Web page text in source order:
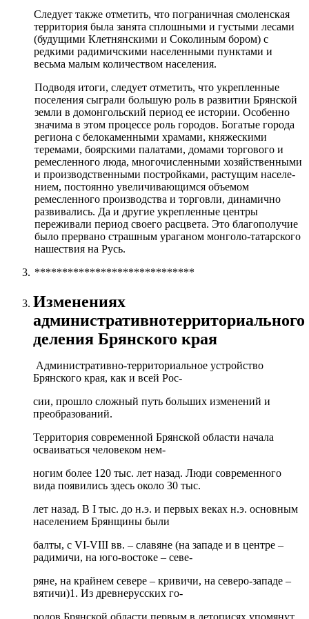
Следует также отметить, что по­граничная смоленская
территория была занята сплошными и густыми лесами
(будущими Клетнянскими и Соколи­ным бором) с
редкими радимичскими населенными пунктами и
весьма малым количеством населения.
Подводя итоги, следует отметить, что укрепленные
поселения сы­грали большую роль в развитии Брянской
земли в домонгольский период ее истории. Особенно
значима в этом процессе роль городов. Богатые го­рода
региона с белокаменными храмами, княжескими
теремами, боярски­ми палатами, домами торгового и
ремесленного люда, многочисленными хозяйственными
и производственными постройками, растущим населе­
нием, постоянно увеличивающимся объемом
ремесленного производства и торговли, динамично
развивались. Да и другие укрепленные центры
переживали период своего расцвета. Это благополучие
было прервано страшным ураганом монголо-татарского
нашествия на Русь.
*****************************
Изменениях
административнотерриториального
деления Брянского края
Административно-территориальное устройство
Брянского края, как и всей Рос-
сии, прошло сложный путь больших изменений и
преобразований.
Территория современной Брянской области начала
осваиваться человеком нем-
ногим более 120 тыс. лет назад. Люди современного
вида появились здесь около 30 тыс.
лет назад. В I тыс. до н.э. и первых веках н.э. основным
населением Брянщины были
балты, с VI-VIII вв. – славяне (на западе и в центре –
радимичи, на юго-востоке – севе-
ряне, на крайнем севере – кривичи, на северо-западе –
вятичи)1. Из древнерусских го-